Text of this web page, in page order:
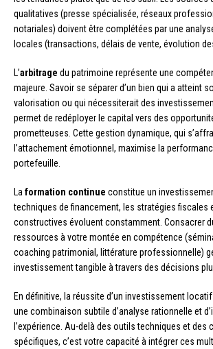
qualitatives (presse spécialisée, réseaux
notariales) doivent être complétées par une
locales (transactions, délais de vente, évolution
L’arbitrage du patrimoine représente une
majeure. Savoir se séparer d’un bien qui a atteint
valorisation ou qui nécessiterait des
permet de redéployer le capital vers des
prometteuses. Cette gestion dynamique, qui
l’attachement émotionnel, maximise la
portefeuille.
La formation continue constitue un
techniques de financement, les stratégies fiscales
constructives évoluent constamment. Consacrer
ressources à votre montée en compétence
coaching patrimonial, littérature professionnelle)
investissement tangible à travers des décisions
En définitive, la réussite d’un investissement
une combinaison subtile d’analyse rationnelle et
l’expérience. Au-delà des outils techniques et des
spécifiques, c’est votre capacité à intégrer ces